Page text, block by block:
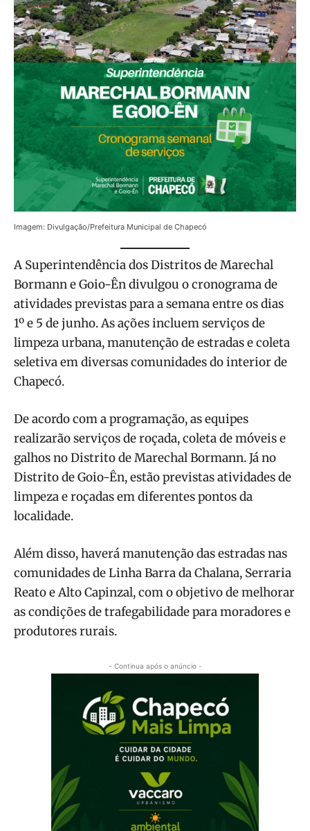
Imagem: Divulgação/Prefeitura Municipal de Chapecó
A Superintendência dos Distritos de Marechal
Bormann e Goio-Ên divulgou o cronograma de
atividades previstas para a semana entre os dias
1º e 5 de junho. As ações incluem serviços de
limpeza urbana, manutenção de estradas e coleta
seletiva em diversas comunidades do interior de
Chapecó.
De acordo com a programação, as equipes
realizarão serviços de roçada, coleta de móveis e
galhos no Distrito de Marechal Bormann. Já no
Distrito de Goio-Ên, estão previstas atividades de
limpeza e roçadas em diferentes pontos da
localidade.
Além disso, haverá manutenção das estradas nas
comunidades de Linha Barra da Chalana, Serraria
Reato e Alto Capinzal, com o objetivo de melhorar
as condições de trafegabilidade para moradores e
produtores rurais.
- Continua após o anúncio -